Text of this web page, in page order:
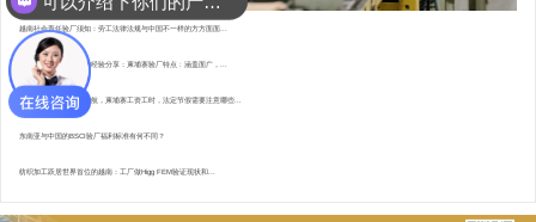
越南社会责任验厂须知：劳工法律法规与中国不一样的方方面面...
东南亚资深验厂顾问的经验分享：柬埔寨验厂特点 : 涵盖面广，...
直赴柬埔寨，为验厂护航，柬埔寨工资工时，法定节假需要注意哪些...
东南亚与中国的BSCI验厂福利标准有何不同？
纺织加工跃居世界首位的越南：工厂做Higg FEM验证现状和...